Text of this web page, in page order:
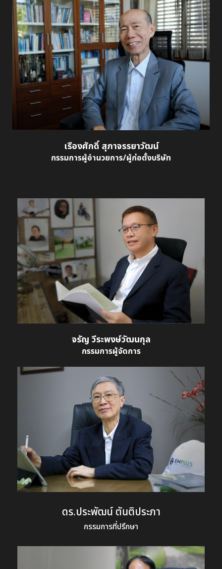
เรืองศักดิ์ สุภาจรรยาวัฒน์
กรรมการผู้อำนวยการ/ผู้ก่อตั้งบริษัท
จรัญ วีระพงษ์วัฒนกุล
กรรมการผู้จัดการ
ดร.ประพัฒน์ ตันติประภา
กรรมการที่ปรึกษา